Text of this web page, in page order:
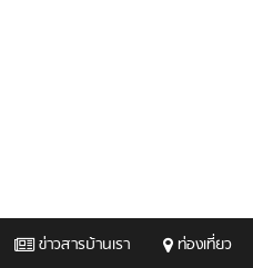
ข่าวสารบ้านเรา ท่องเที่ยว